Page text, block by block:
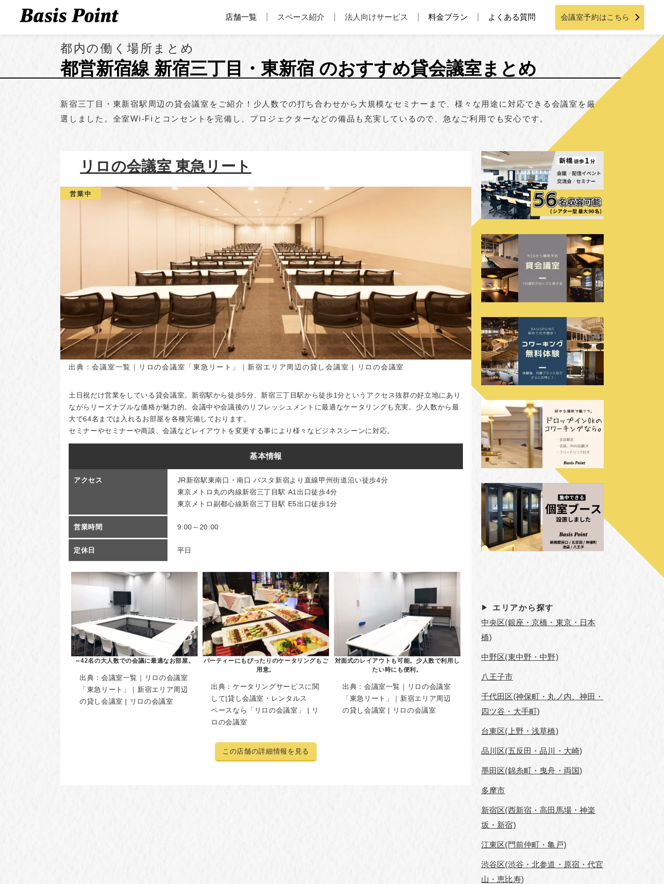
店舗一覧 スペース紹介 法人向けサービス 料金プラン よくある質問 会議室予約はこちら
都内の働く場所まとめ
都営新宿線 新宿三丁目・東新宿 のおすすめ貸会議室まとめ
新宿三丁目・東新宿駅周辺の貸会議室をご紹介！少人数での打ち合わせから大規模なセミナーまで、様々な用途に対応できる会議室を厳
選しました。全室Wi-Fiとコンセントを完備し、プロジェクターなどの備品も充実しているので、急なご利用でも安心です。
リロの会議室 東急リート
営業中
出典：会議室一覧｜リロの会議室「東急リート」｜新宿エリア周辺の貸し会議室 | リロの会議室
土日祝だけ営業をしている貸会議室。新宿駅から徒歩5分、新宿三丁目駅から徒歩1分というアクセス抜群の好立地にあり
ながらリーズナブルな価格が魅力的。会議中や会議後のリフレッシュメントに最適なケータリングも充実。少人数から最
大で64名までは入れるお部屋を各種完備しております。
セミナーやセミナーや商談、会議などレイアウトを変更する事により様々なビジネスシーンに対応。
基本情報
アクセス
JR新宿駅東南口・南口 バスタ新宿より直線甲州街道沿い徒歩4分
東京メトロ丸の内線新宿三丁目駅 A1出口徒歩4分
東京メトロ副都心線新宿三丁目駅 E5出口徒歩1分
営業時間 9:00～20:00
定休日 平日
～42名の大人数での会議に最適なお部屋。
出典： 会議室一覧｜リロの会議室
「東急リート」｜新宿エリア周辺
の貸し会議室 | リロの会議室
パーティーにもぴったりのケータリングもご
用意。
出典： ケータリングサービスに関
して|貸し会議室・レンタルス
ペースなら「リロの会議室」 | リ
ロの会議室
対面式のレイアウトも可能。少人数で利用し
たい時にも便利。
出典： 会議室一覧｜リロの会議室
「東急リート」｜新宿エリア周辺
の貸し会議室 | リロの会議室
この店舗の詳細情報を見る
エリアから探す
中央区(銀座・京橋・東京・日本
橋)
中野区(東中野・中野)
八王子市
千代田区(神保町・丸ノ内、神田・
四ツ谷・大手町)
台東区(上野・浅草橋)
品川区(五反田・品川・大崎)
墨田区(錦糸町・曳舟・両国)
多摩市
新宿区(西新宿・高田馬場・神楽
坂・新宿)
江東区(門前仲町・亀戸)
渋谷区(渋谷・北参道・原宿・代官
山・恵比寿)